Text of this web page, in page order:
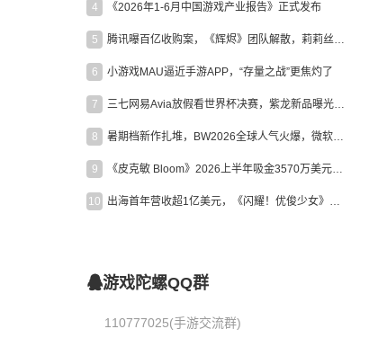
4 《2026年1-6月中国游戏产业报告》正式发布
5 腾讯曝百亿收购案，《辉烬》团队解散，莉莉丝新作曝光｜陀螺周报
6 小游戏MAU逼近手游APP，“存量之战”更焦灼了
7 三七网易Avia放假看世界杯决赛，紫龙新品曝光，米哈游新作上线 | 陀螺周报
8 暑期档新作扎堆，BW2026全球人气火爆，微软XBOX大裁员|陀螺周报
9 《皮克敏 Bloom》2026上半年吸金3570万美元，中国台湾成最大市场
10 出海首年营收超1亿美元，《闪耀！优俊少女》美国市场占比达七成
游戏陀螺QQ群
110777025(手游交流群)